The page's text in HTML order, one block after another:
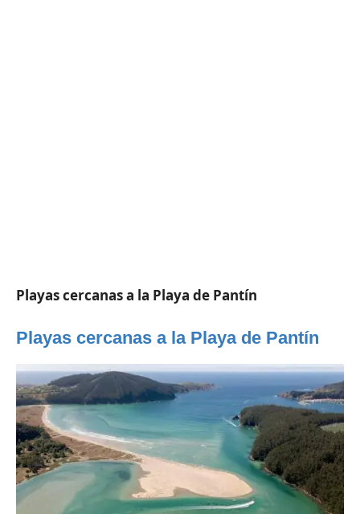
Playas cercanas a la Playa de Pantín
Playas cercanas a la Playa de Pantín